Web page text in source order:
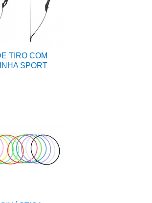
TIRO COM
SPORT